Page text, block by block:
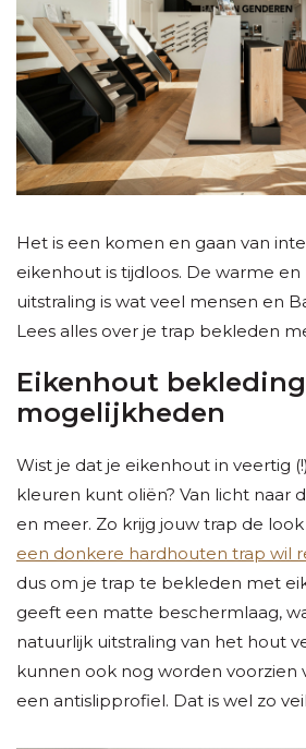
Het is een komen en gaan van
eikenhout is tijdloos. De warme
uitstraling is wat veel mensen en
Lees alles over je trap bekleden
Eikenhout
mogelijkheden
Wist je dat je eikenhout in veertig
kleuren kunt oliën? Van licht naar
en meer. Zo krijg jouw trap de look
een donkere hardhouten trap wil
dus om je trap te bekleden met
geeft een matte beschermlaag,
natuurlijk uitstraling van het hout
kunnen ook nog worden voorzien
een antislipprofiel. Dat is wel zo